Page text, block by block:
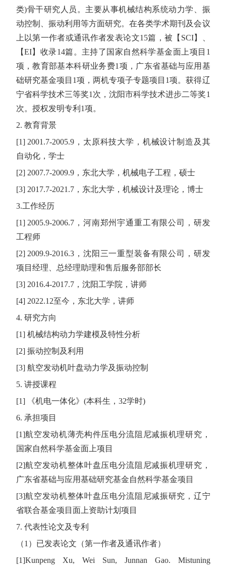
类)骨干研究人员。主要从事机械结构系统动力学、振
动控制、振动利用等方面研究。在各类学术期刊及会议
上以第一作者或通讯作者发表论文15篇，被【 SCI】、
【EI】收录14篇。主持了国家自然科学基金面上项目 1
项，教育部基本科研业务费1 项，广东省基础与应用基
础研究基金项目 1项，两机专项子专题项目 1项。获得辽
宁省科学技术三等奖1 次，沈阳市科学技术进步二等奖1
次。授权发明专利 1项。
2. 教育背景
[1] 2001.7-2005.9 ，太原科技大学，机械设计制造及其
自动化，学士
[2] 2007.7-2009.9，东北大学，机械电子工程，硕士
[3] 2017.7-2021.7，东北大学，机械设计及理论，博士
3.工作经历
[1] 2005.9-2006.7 ，河南郑州宇通重工有限公司，研发
工程师
[2] 2009.9-2016.3 ，沈阳三一重型装备有限公司，研发
项目经理、总经理助理和售后服务部部长
[3] 2016.4-2017.7，沈阳工学院，讲师
[4] 2022.12至今，东北大学，讲师
4. 研究方向
[1] 机械结构动力学建模及特性分析
[2] 振动控制及利用
[3] 航空发动机叶盘动力学及振动控制
5. 讲授课程
[1]
《机电一体化》 (本科生， 32学时)
6. 承担项目
[1]航空发动机薄壳构件压电分流阻尼减振机理研究，
国家自然科学基金面上项目
[2]航空发动机整体叶盘压电分流阻尼减振机理研究，
广东省基础与应用基础研究基金自然科学基金项目
[3]航空发动机整体叶盘压电分流阻尼减振研究，辽宁
省联合基金项目面上资助计划项目
7. 代表性论文及专利
（1 ）已发表论文（第一作者及通讯作者）
[1]Kunpeng Xu, Wei Sun, Junnan Gao. Mistuning